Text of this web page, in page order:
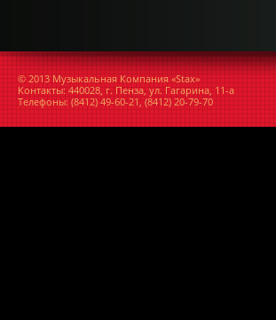
© 2013 Музыкальная Компания «Stax»
Контакты: 440028, г. Пенза, ул. Гагарина, 11-а
Телефоны: (8412) 49-60-21, (8412) 20-79-70